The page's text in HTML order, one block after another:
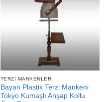
TERZI MANKENLERI
Bayan Plastik Terzi Mankeni
Tokyo Kumaşlı Ahşap Kollu